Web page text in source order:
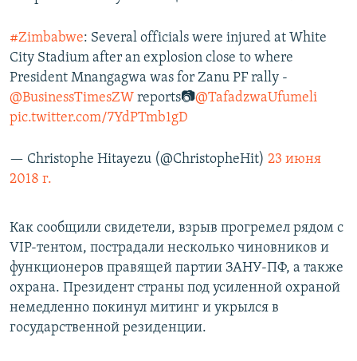
#Zimbabwe: Several officials were injured at White
City Stadium after an explosion close to where
President Mnangagwa was for Zanu PF rally -
@BusinessTimesZW reports📷@TafadzwaUfumeli
pic.twitter.com/7YdPTmb1gD
— Christophe Hitayezu (@ChristopheHit) 23 июня
2018 г.
Как сообщили свидетели, взрыв прогремел рядом с
VIP-тентом, пострадали несколько чиновников и
функционеров правящей партии ЗАНУ-ПФ, а также
охрана. Президент страны под усиленной охраной
немедленно покинул митинг и укрылся в
государственной резиденции.